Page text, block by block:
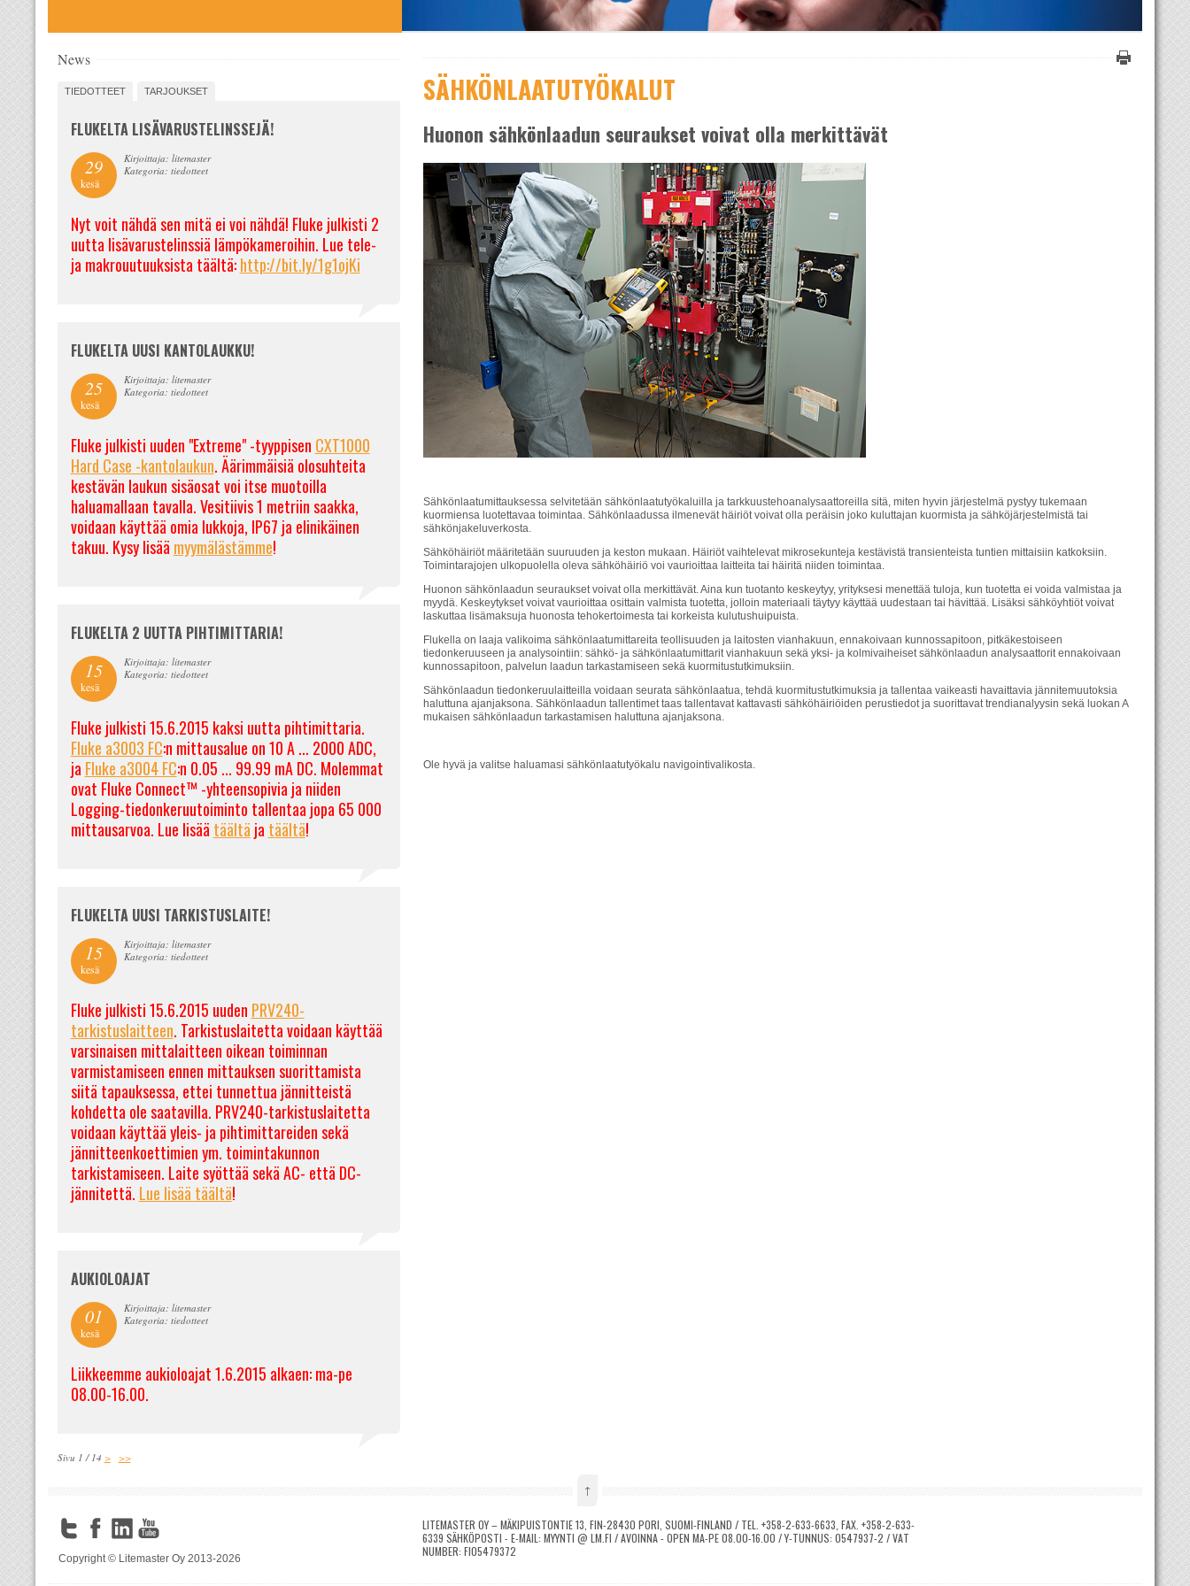
SÄHKÖNLAATUTYÖKALUT
Huonon sähkönlaadun seuraukset voivat olla merkittävät
Sähkönlaatumittauksessa selvitetään sähkönlaatutyökaluilla ja tarkkuustehoanalysaattoreilla sitä, miten hyvin järjestelmä pystyy tukemaan
kuormiensa luotettavaa toimintaa. Sähkönlaadussa ilmenevät häiriöt voivat olla peräisin joko kuluttajan kuormista ja sähköjärjestelmistä tai
sähkönjakeluverkosta.
Sähköhäiriöt määritetään suuruuden ja keston mukaan. Häiriöt vaihtelevat mikrosekunteja kestävistä transienteista tuntien mittaisiin katkoksiin.
Toimintarajojen ulkopuolella oleva sähköhäiriö voi vaurioittaa laitteita tai häiritä niiden toimintaa.
Huonon sähkönlaadun seuraukset voivat olla merkittävät. Aina kun tuotanto keskeytyy, yrityksesi menettää tuloja, kun tuotetta ei voida valmistaa ja
myydä. Keskeytykset voivat vaurioittaa osittain valmista tuotetta, jolloin materiaali täytyy käyttää uudestaan tai hävittää. Lisäksi sähköyhtiöt voivat
laskuttaa lisämaksuja huonosta tehokertoimesta tai korkeista kulutushuipuista.
Flukella on laaja valikoima sähkönlaatumittareita teollisuuden ja laitosten vianhakuun, ennakoivaan kunnossapitoon, pitkäkestoiseen
tiedonkeruuseen ja analysointiin: sähkö- ja sähkönlaatumittarit vianhakuun sekä yksi- ja kolmivaiheiset sähkönlaadun analysaattorit ennakoivaan
kunnossapitoon, palvelun laadun tarkastamiseen sekä kuormitustutkimuksiin.
Sähkönlaadun tiedonkeruulaitteilla voidaan seurata sähkönlaatua, tehdä kuormitustutkimuksia ja tallentaa vaikeasti havaittavia jännitemuutoksia
haluttuna ajanjaksona. Sähkönlaadun tallentimet taas tallentavat kattavasti sähköhäiriöiden perustiedot ja suorittavat trendianalyysin sekä luokan A
mukaisen sähkönlaadun tarkastamisen haluttuna ajanjaksona.
Ole hyvä ja valitse haluamasi sähkönlaatutyökalu navigointivalikosta.
News
TIEDOTTEET TARJOUKSET
FLUKELTA LISÄVARUSTELINSSEJÄ!
29
kesä
Kirjoittaja: litemaster
Kategoria: tiedotteet
Nyt voit nähdä sen mitä ei voi nähdä! Fluke julkisti 2
uutta lisävarustelinssiä lämpökameroihin. Lue tele-
ja makrouutuuksista täältä:http://bit.ly/1g1ojKi
FLUKELTA UUSI KANTOLAUKKU!
25
kesä
Kirjoittaja: litemaster
Kategoria: tiedotteet
Fluke julkisti uuden "Extreme" -tyyppisen CXT1000
Hard Case -kantolaukun. Äärimmäisiä olosuhteita
kestävän laukun sisäosat voi itse muotoilla
haluamallaan tavalla. Vesitiivis 1 metriin saakka,
voidaan käyttää omia lukkoja, IP67 ja elinikäinen
takuu. Kysy lisää myymälästämme!
FLUKELTA 2 UUTTA PIHTIMITTARIA!
15
kesä
Kirjoittaja: litemaster
Kategoria: tiedotteet
Fluke julkisti 15.6.2015 kaksi uutta pihtimittaria.
Fluke a3003 FC:n mittausalue on 10 A ... 2000 ADC,
ja Fluke a3004 FC:n 0.05 ... 99.99 mA DC. Molemmat
ovat Fluke Connect™ -yhteensopivia ja niiden
Logging-tiedonkeruutoiminto tallentaa jopa 65 000
mittausarvoa. Lue lisää täältä ja täältä!
FLUKELTA UUSI TARKISTUSLAITE!
15
kesä
Kirjoittaja: litemaster
Kategoria: tiedotteet
Fluke julkisti 15.6.2015 uuden PRV240-
tarkistuslaitteen. Tarkistuslaitetta voidaan käyttää
varsinaisen mittalaitteen oikean toiminnan
varmistamiseen ennen mittauksen suorittamista
siitä tapauksessa, ettei tunnettua jännitteistä
kohdetta ole saatavilla. PRV240-tarkistuslaitetta
voidaan käyttää yleis- ja pihtimittareiden sekä
jännitteenkoettimien ym. toimintakunnon
tarkistamiseen. Laite syöttää sekä AC- että DC-
jännitettä. Lue lisää täältä!
AUKIOLOAJAT
01
kesä
Kirjoittaja: litemaster
Kategoria: tiedotteet
Liikkeemme aukioloajat 1.6.2015 alkaen: ma-pe
08.00-16.00.
Sivu 1 / 14 > >>
↑
Copyright © Litemaster Oy 2013-2026
LITEMASTER OY – MÄKIPUISTONTIE 13, FIN-28430 PORI, SUOMI-FINLAND / TEL. +358-2-633-6633, FAX. +358-2-633-
6339 SÄHKÖPOSTI - E-MAIL: MYYNTI @ LM.FI / AVOINNA - OPEN MA-PE 08.00-16.00 / Y-TUNNUS: 0547937-2 / VAT
NUMBER: FI05479372